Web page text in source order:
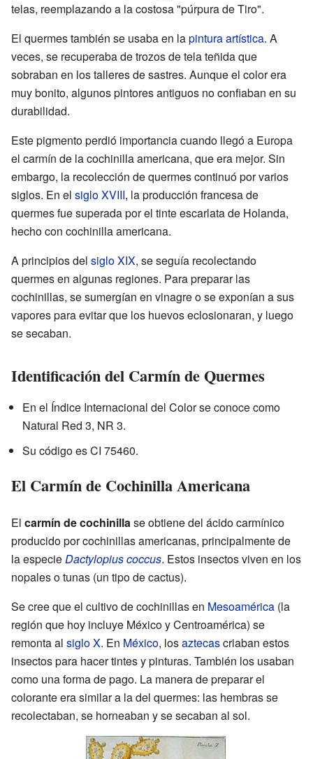
telas, reemplazando a la costosa "púrpura de Tiro".
El quermes también se usaba en lapintura artística. A
veces, se recuperaba de trozos de tela teñida que
sobraban en los talleres de sastres. Aunque el color era
muy bonito, algunos pintores antiguos no confiaban en su
durabilidad.
Este pigmento perdió importancia cuando llegó a Europa
el carmín de la cochinilla americana, que era mejor. Sin
embargo, la recolección de quermes continuó por varios
siglos. En el siglo XVIII, la producción francesa de
quermes fue superada por el tinte escarlata de Holanda,
hecho con cochinilla americana.
A principios del siglo XIX, se seguía recolectando
quermes en algunas regiones. Para preparar las
cochinillas, se sumergían en vinagre o se exponían a sus
vapores para evitar que los huevos eclosionaran, y luego
se secaban.
Identificación del Carmín de Quermes
En el Índice Internacional del Color se conoce como
Natural Red 3, NR 3.
Su código es CI 75460.
El Carmín de Cochinilla Americana
El carmín de cochinillase obtiene del ácido carmínico
producido por cochinillas americanas, principalmente de
la especieDactylopius coccus. Estos insectos viven en los
nopales o tunas (un tipo de cactus).
Se cree que el cultivo de cochinillas en Mesoamérica (la
región que hoy incluye México y Centroamérica) se
remonta al siglo X. En México, losaztecascriaban estos
insectos para hacer tintes y pinturas. También los usaban
como una forma de pago. La manera de preparar el
colorante era similar a la del quermes: las hembras se
recolectaban, se horneaban y se secaban al sol.